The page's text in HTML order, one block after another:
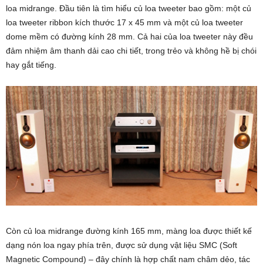
loa midrange. Đầu tiên là tìm hiểu củ loa tweeter bao gồm: một củ
loa tweeter ribbon kích thước 17 x 45 mm và một củ loa tweeter
dome mềm có đường kính 28 mm. Cả hai của loa tweeter này đều
đảm nhiệm âm thanh dải cao chi tiết, trong trẻo và không hề bị chói
hay gắt tiếng.
Còn củ loa midrange đường kính 165 mm, màng loa được thiết kế
dạng nón loa ngay phía trên, được sử dụng vật liệu SMC (Soft
Magnetic Compound) – đây chính là hợp chất nam châm dẻo, tác